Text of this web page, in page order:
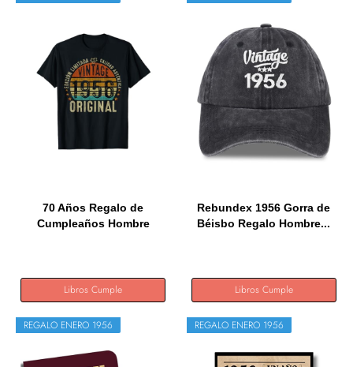
70 Años Regalo de
Cumpleaños Hombre
Libros Cumple
Rebundex 1956 Gorra de
Béisbo Regalo Hombre...
Libros Cumple
REGALO ENERO 1956 REGALO ENERO 1956